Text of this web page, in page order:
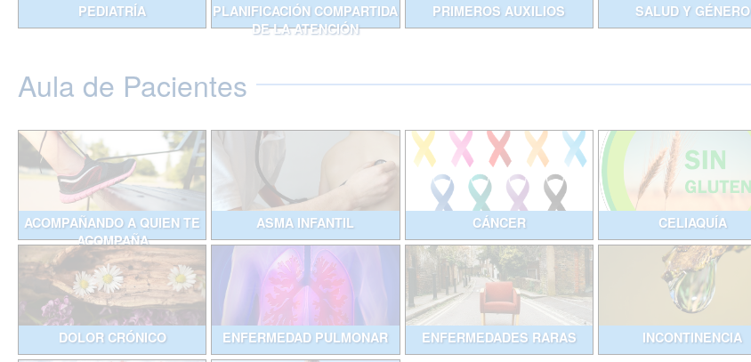
PEDIATRÍA
PLANIFICACIÓN COMPARTIDA
DE LA ATENCIÓN
PRIMEROS AUXILIOS SALUD Y GÉNERO
Aula de Pacientes
ACOMPAÑANDO A QUIEN TE
ACOMPAÑA
ASMA INFANTIL CÁNCER CELIAQUÍA
DOLOR CRÓNICO ENFERMEDAD PULMONAR ENFERMEDADES RARAS INCONTINENCIA